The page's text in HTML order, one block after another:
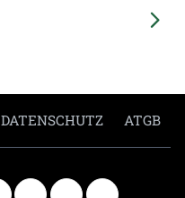
DATENSCHUTZ ATGB